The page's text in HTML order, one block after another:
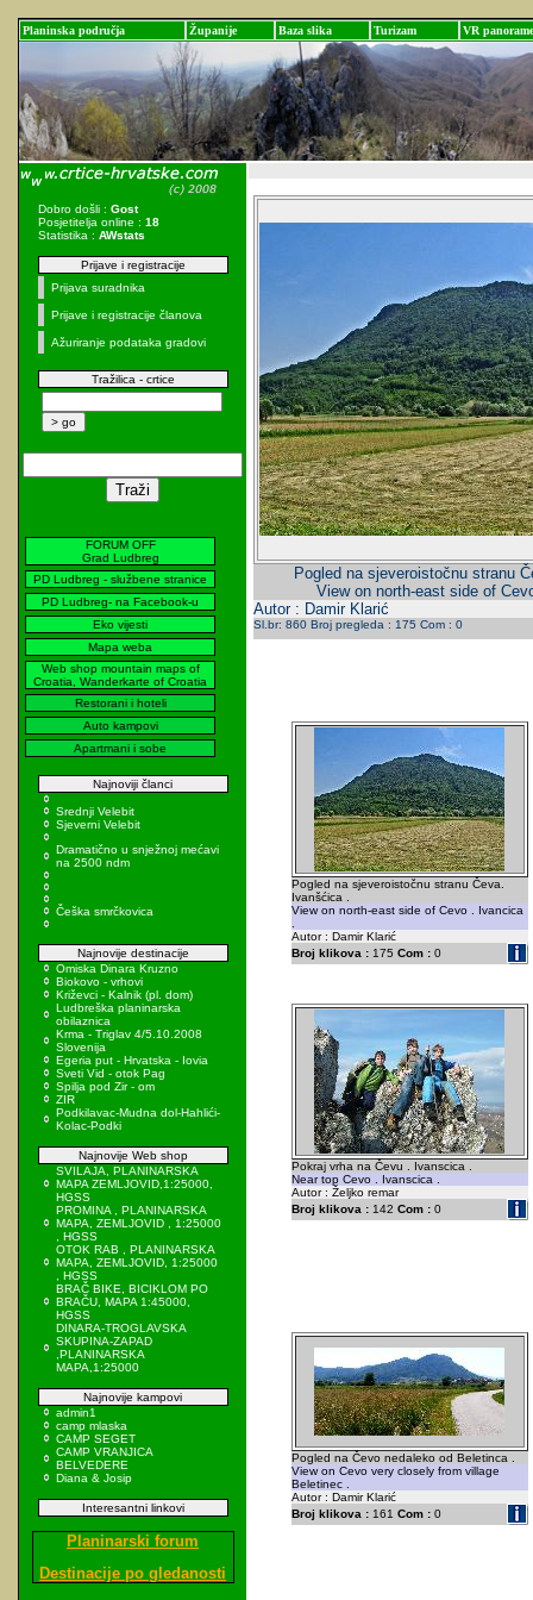
Planinska područja Županije Baza slika Turizam VR panorame
Dobro došli : Gost
Posjetitelja online : 18
Statistika : AWstats
Prijave i registracije
Prijava suradnika
Prijave i registracije članova
Ažuriranje podataka gradovi
Tražilica - crtice
FORUM OFF
Grad Ludbreg
PD Ludbreg - službene stranice
PD Ludbreg- na Facebook-u
Eko vijesti
Mapa weba
Web shop mountain maps of
Croatia, Wanderkarte of Croatia
Restorani i hoteli
Auto kampovi
Apartmani i sobe
Najnoviji članci
Srednji Velebit
Sjeverni Velebit
Dramatično u snježnoj mećavi
na 2500 ndm
Češka smrčkovica
Najnovije destinacije
Omiska Dinara Kruzno
Biokovo - vrhovi
Križevci - Kalnik (pl. dom)
Ludbreška planinarska
obilaznica
Krma - Triglav 4/5.10.2008
Slovenija
Egeria put - Hrvatska - Iovia
Sveti Vid - otok Pag
Spilja pod Zir - om
ZIR
Podkilavac-Mudna dol-Hahlići-
Kolac-Podki
Najnovije Web shop
SVILAJA, PLANINARSKA
MAPA ZEMLJOVID,1:25000,
HGSS
PROMINA , PLANINARSKA
MAPA, ZEMLJOVID , 1:25000
, HGSS
OTOK RAB , PLANINARSKA
MAPA, ZEMLJOVID, 1:25000
, HGSS
BRAČ BIKE, BICIKLOM PO
BRAČU, MAPA 1:45000,
HGSS
DINARA-TROGLAVSKA
SKUPINA-ZAPAD
,PLANINARSKA
MAPA,1:25000
Najnovije kampovi
admin1
camp mlaska
CAMP SEGET
CAMP VRANJICA
BELVEDERE
Diana & Josip
Interesantni linkovi
Planinarski forum
Destinacije po gledanosti
Pogled na sjeveroistočnu stranu
View on north-east side of
Autor : Damir Klarić
Sl.br: 860 Broj pregleda : 175 Com : 0
Pogled na sjeveroistočnu stranu Čeva.
Ivanšćica .
View on north-east side of Cevo . Ivancica
Autor : Damir Klarić
Broj klikova :175 Com :0
Pokraj vrha na Čevu . Ivanscica .
Near top Cevo . Ivanscica .
Autor : Željko remar
Broj klikova :142 Com :0
Pogled na Čevo nedaleko od Beletinca .
View on Cevo very closely from village
Beletinec .
Autor : Damir Klarić
Broj klikova :161 Com :0